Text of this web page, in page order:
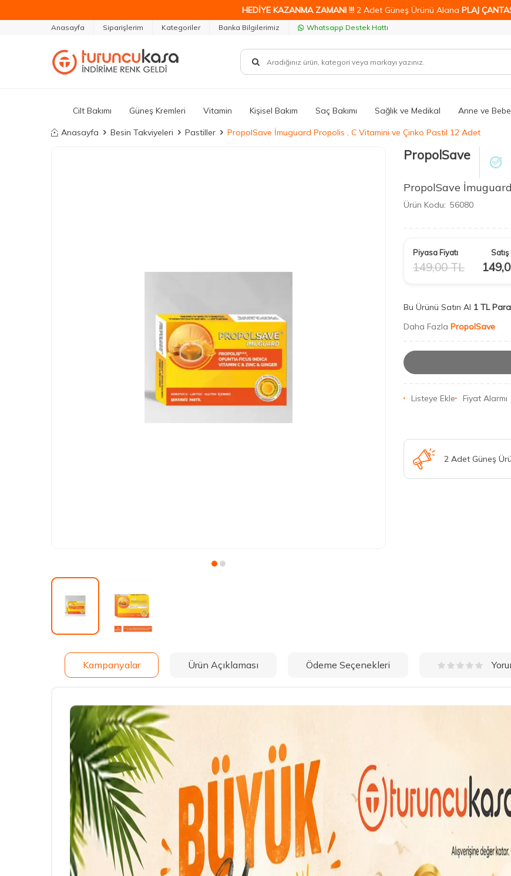
HEDİYE KAZANMA ZAMANI !!! 2 Adet Güneş Ürünü Alana PLAJ
Anasayfa Siparişlerim Kategoriler Banka Bilgilerimiz Whatsapp Destek Hattı
Cilt Bakımı Güneş Kremleri Vitamin Kişisel Bakım Saç Bakımı Sağlık ve Medikal Anne ve
Anasayfa Besin Takviyeleri Pastiller PropolSave İmuguard Propolis , C Vitamini ve Çinko Pastil 12 Adet
PropolSave
PropolSave
Ürün Kodu: 56080
Piyasa Fiyatı
149,00TL
Satış
Bu Ürünü Satın Al 1 TL
Daha Fazla PropolSave
Listeye Ekle Fiyat Alarmı
2 Adet Güneş
Kampanyalar Ürün Açıklaması Ödeme Seçenekleri